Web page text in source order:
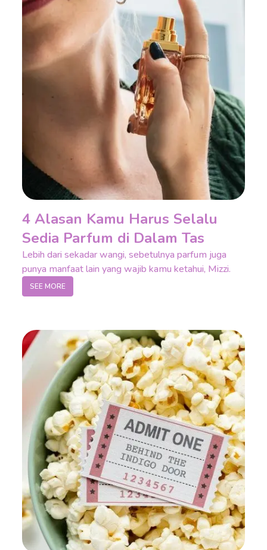
4 Alasan Kamu Harus Selalu
Sedia Parfum di Dalam Tas
Lebih dari sekadar wangi, sebetulnya parfum juga
punya manfaat lain yang wajib kamu ketahui, Mizzi.
SEE MORE